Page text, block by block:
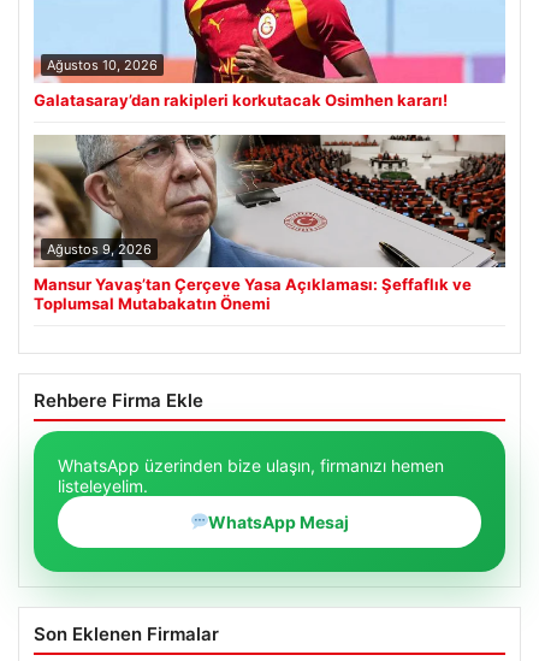
Ağustos 10, 2026
Galatasaray’dan rakipleri korkutacak Osimhen kararı!
Ağustos 9, 2026
Mansur Yavaş’tan Çerçeve Yasa Açıklaması: Şeffaflık ve
Toplumsal Mutabakatın Önemi
Rehbere Firma Ekle
WhatsApp üzerinden bize ulaşın, firmanızı hemen
listeleyelim.
WhatsApp Mesaj
Son Eklenen Firmalar